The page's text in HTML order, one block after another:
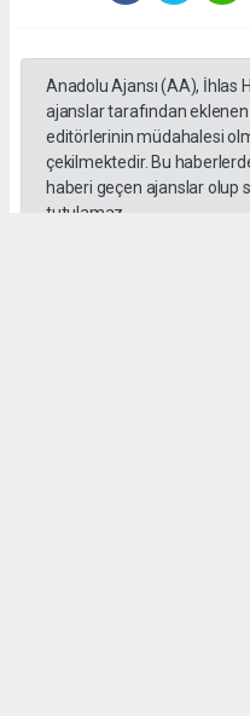
Anadolu Ajansı (AA), İhlas
ajanslar tarafından
editörlerinin müdahalesi
çekilmektedir. Bu
haberi geçen ajanslar olup
tutulamaz.